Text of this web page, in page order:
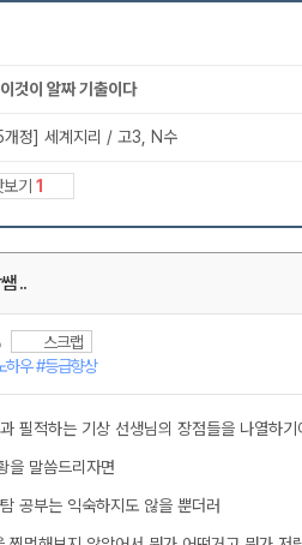
것이 알짜 기출이다
개정] 세계지리 / 고3, N수
기 1
..
스크랩
하우 #등급향상
필적하는 기상 선생님의 장점들을 나열하
을 말씀드리자면
공부는 익숙하지도 않을 뿐더러